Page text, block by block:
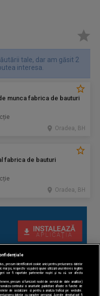
tale, dar am găsit 2
interesa.
munca fabrica de bauturi
Oradea, BH
fabrica de bauturi
Oradea, BH
precum identificatorii cookie unici pentru prelucrarea datelor
mai jos, respectiv vă puteți opune utilizării unui interes legitim
vor fi raportate partenerilor noștri și nu vă vor afecta
precum si furnizorii nostri de servicii de date analitice)
continutul si anunturile publicitare afisate in functie de
de socializare si pentru a analiza traficul pe website.
datelor cu caracter personal. Aceste drepturi pot fi